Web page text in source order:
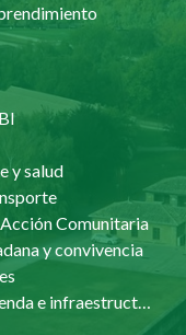
y salud
Comunitaria
y convivencia